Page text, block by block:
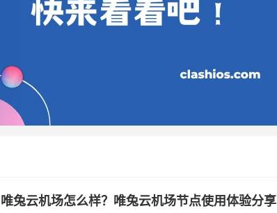
唯兔云机场怎么样？唯兔云机场节点使用体验分享